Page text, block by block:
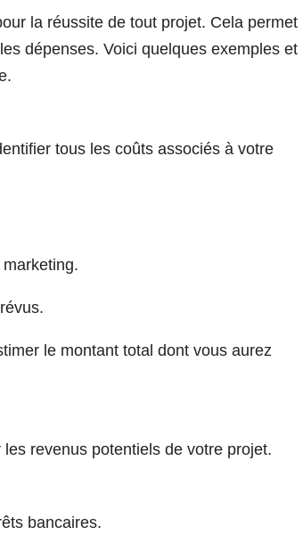
la réussite de tout projet. Cela permet
dépenses. Voici quelques exemples et
tous les coûts associés à votre
le montant total dont vous aurez
revenus potentiels de votre projet.
bancaires.